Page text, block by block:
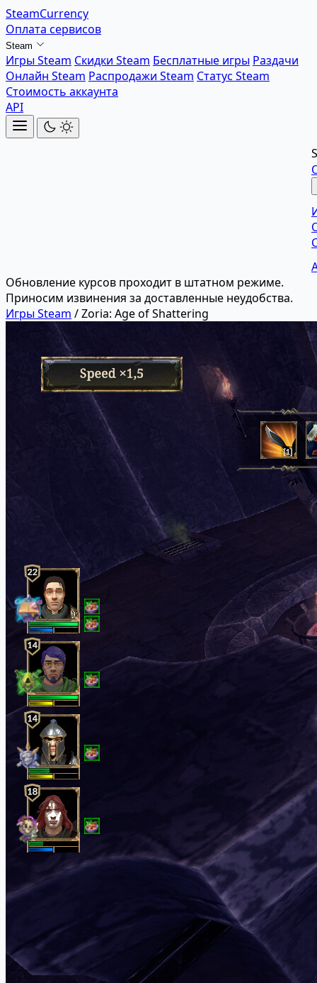
SteamCurrency
Оплата сервисов
Steam
Игры Steam Скидки Steam Бесплатные игры Раздачи
Онлайн Steam Распродажи Steam Статус Steam
Стоимость аккаунта
API
Обновление курсов проходит в штатном режиме.
Приносим извинения за доставленные неудобства.
Игры Steam /Zoria: Age of Shattering